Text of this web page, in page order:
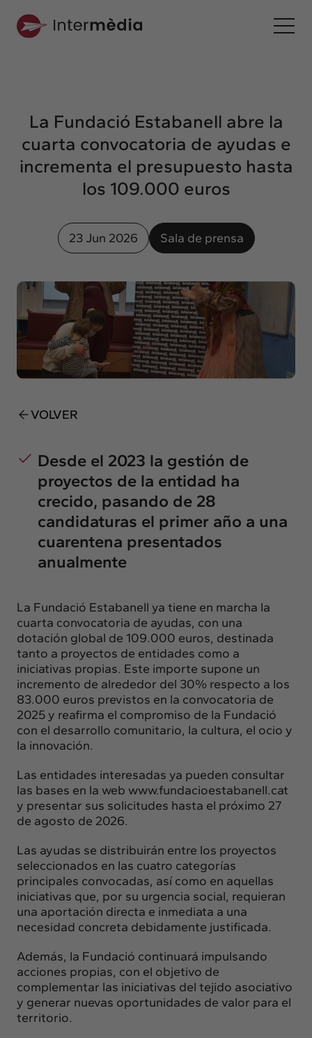
Interconexión
Nuestros servicios
Interacción
Intermèdia
Confidencial
Clientes
Insights
Actualidad
Intercambio
Contacto
info@intermedia.es
La Fundació Estabanell abre la
cuarta convocatoria de ayudas e
incrementa el presupuesto hasta
los 109.000 euros
23 Jun 2026 Sala de prensa
VOLVER
Desde el 2023 la gestión de
proyectos de la entidad ha
crecido, pasando de 28
candidaturas el primer año a una
cuarentena presentados
anualmente
La Fundació Estabanell ya tiene en marcha la
cuarta convocatoria de ayudas, con una
dotación global de 109.000 euros, destinada
tanto a proyectos de entidades como a
iniciativas propias. Este importe supone un
incremento de alrededor del 30% respecto a los
83.000 euros previstos en la convocatoria de
2025 y reafirma el compromiso de la Fundació
con el desarrollo comunitario, la cultura, el ocio y
la innovación.
Las entidades interesadas ya pueden consultar
las bases en la web www.fundacioestabanell.cat
y presentar sus solicitudes hasta el próximo 27
de agosto de 2026.
Las ayudas se distribuirán entre los proyectos
seleccionados en las cuatro categorías
principales convocadas, así como en aquellas
iniciativas que, por su urgencia social, requieran
una aportación directa e inmediata a una
necesidad concreta debidamente justificada.
Además, la Fundació continuará impulsando
acciones propias, con el objetivo de
complementar las iniciativas del tejido asociativo
y generar nuevas oportunidades de valor para el
territorio.